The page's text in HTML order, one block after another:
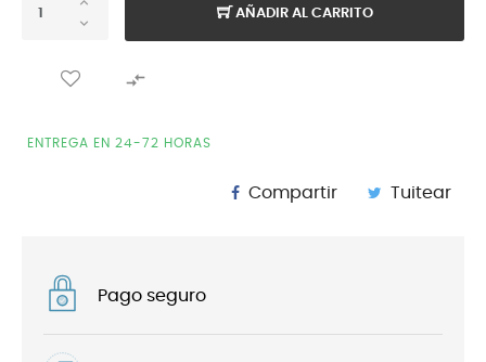
AÑADIR AL CARRITO

ENTREGA EN 24-72 HORAS
Compartir Tuitear
Pago seguro